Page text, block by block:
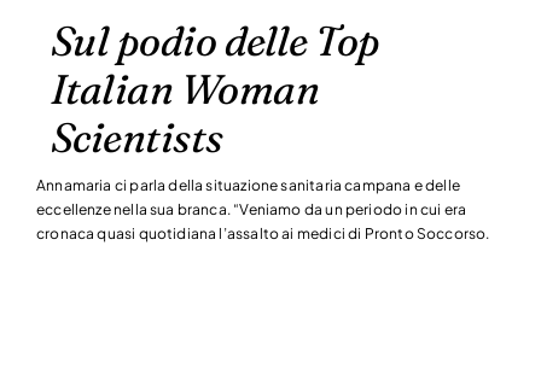
Sul podio delle Top
Italian Woman
Scientists
Annamaria ci parla della situazione sanitaria campana e delle
eccellenze nella sua branca. “Veniamo da un periodo in cui era
cronaca quasi quotidiana l’assalto ai medici di Pronto Soccorso.